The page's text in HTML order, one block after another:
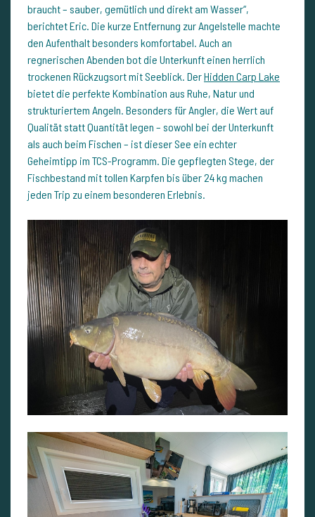
braucht – sauber, gemütlich und direkt am Wasser“,
berichtet Eric. Die kurze Entfernung zur Angelstelle machte
den Aufenthalt besonders komfortabel. Auch an
regnerischen Abenden bot die Unterkunft einen herrlich
trockenen Rückzugsort mit Seeblick. DerHidden Carp Lake
bietet die perfekte Kombination aus Ruhe, Natur und
strukturiertem Angeln. Besonders für Angler, die Wert auf
Qualität statt Quantität legen – sowohl bei der Unterkunft
als auch beim Fischen – ist dieser See ein echter
Geheimtipp im TCS-Programm. Die gepflegten Stege, der
Fischbestand mit tollen Karpfen bis über 24 kg machen
jeden Trip zu einem besonderen Erlebnis.